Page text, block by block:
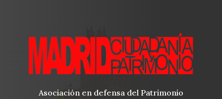
Asociación en defensa del Patrimonio